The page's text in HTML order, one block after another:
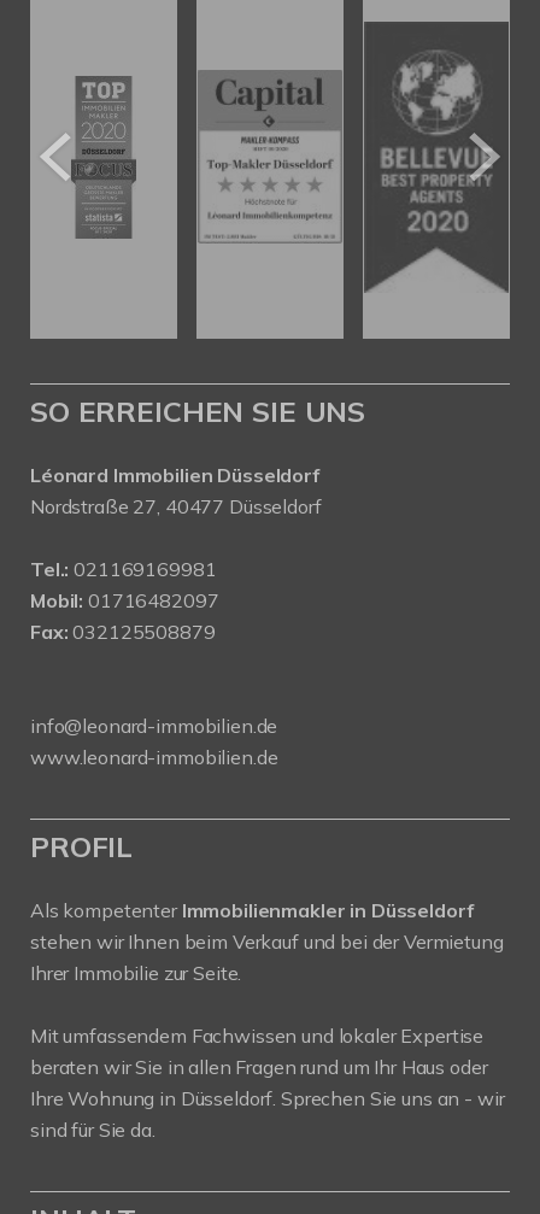
SO ERREICHEN SIE UNS
Léonard Immobilien Düsseldorf
Nordstraße 27, 40477 Düsseldorf
Tel.: 021169169981
Mobil: 01716482097
Fax: 032125508879
info@leonard-immobilien.de
www.leonard-immobilien.de
PROFIL
Als kompetenter Immobilienmakler in Düsseldorf
stehen wir Ihnen beim Verkauf und bei der Vermietung
Ihrer Immobilie zur Seite.
Mit umfassendem Fachwissen und lokaler Expertise
beraten wir Sie in allen Fragen rund um Ihr Haus oder
Ihre Wohnung in Düsseldorf. Sprechen Sie uns an - wir
sind für Sie da.